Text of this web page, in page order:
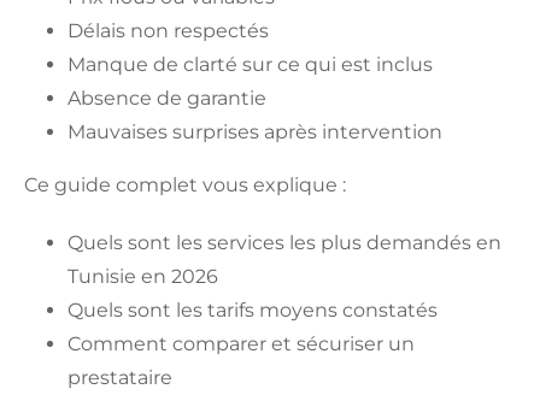
Délais non respectés
Manque de clarté sur ce qui est inclus
Absence de garantie
Mauvaises surprises après intervention
Ce guide complet vous explique :
Quels sont les services les plus demandés en
Tunisie en 2026
Quels sont les tarifs moyens constatés
Comment comparer et sécuriser un
prestataire